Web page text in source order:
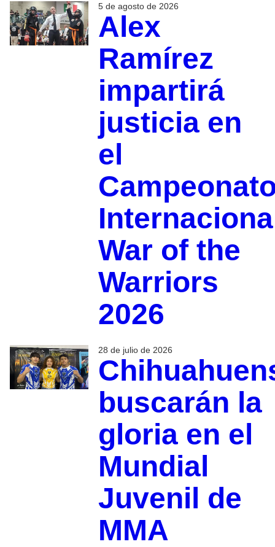
5 de agosto de 2026
Alex
Ramírez
impartirá
justicia en
el
War of the
Warriors
2026
28 de julio de 2026
buscarán la
gloria en el
Mundial
Juvenil de
MMA